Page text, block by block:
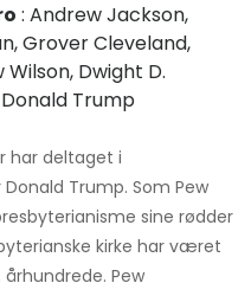
: Andrew Jackson,
Grover Cleveland,
Dwight D.
Trump
har deltaget i
Trump. Som Pew
sine rødder
kirke har været
århundrede. Pew